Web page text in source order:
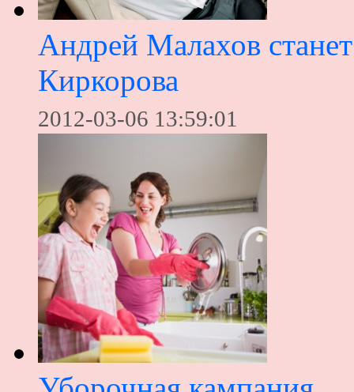
Андрей Малахов
Киркорова
2012-03-06 13:59:01